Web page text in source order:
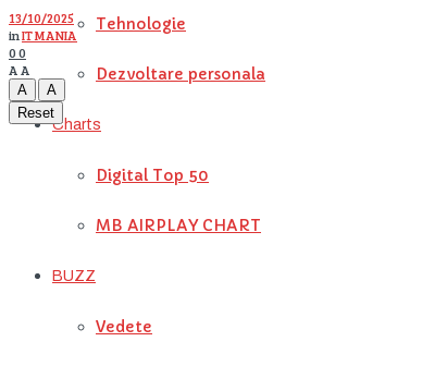
Tehnologie
Dezvoltare personala
Charts
Digital Top 50
MB AIRPLAY CHART
BUZZ
Vedete
13/10/2025
inIT MANIA
00
A A
A
A
Reset